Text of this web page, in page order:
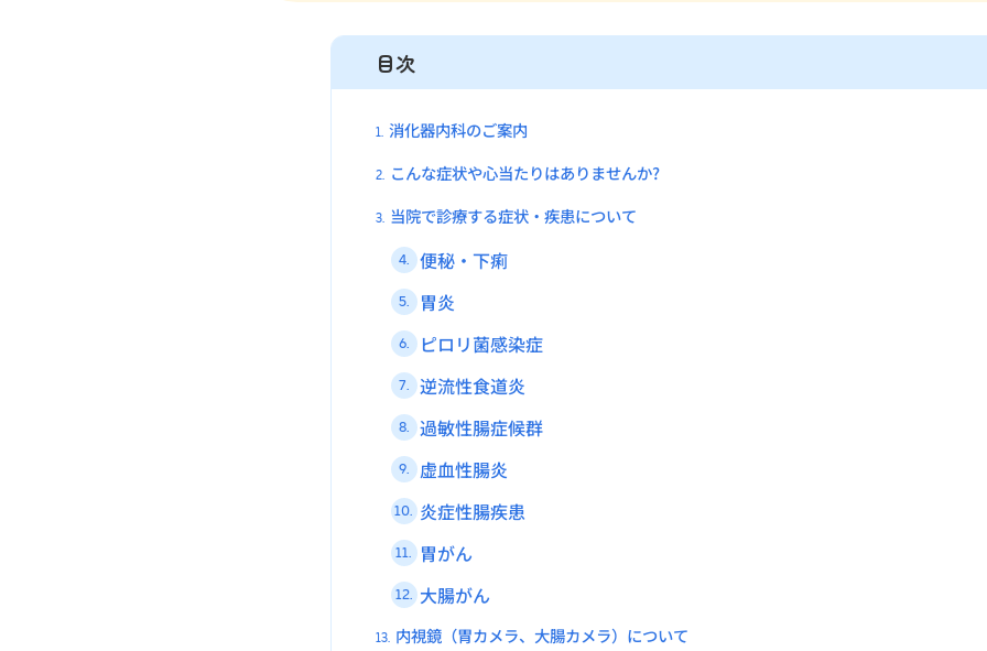
目次
1. 消化器内科のご案内
2. こんな症状や心当たりはありませんか?
3. 当院で診療する症状・疾患について
4. 便秘・下痢
5. 胃炎
6. ピロリ菌感染症
7. 逆流性食道炎
8. 過敏性腸症候群
9. 虚血性腸炎
10. 炎症性腸疾患
11. 胃がん
12. 大腸がん
13. 内視鏡（胃カメラ、大腸カメラ）について